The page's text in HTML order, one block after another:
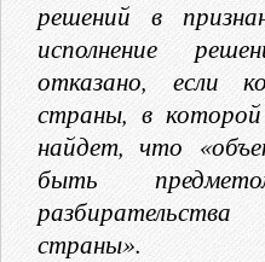
решений в
исполнение
отказано, если
страны, в
найдет, что
быть
страны».